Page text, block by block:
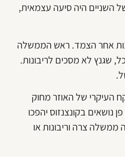
של השניים היה סיעה עצמאית,
אחר הצמד. ראש הממשלה
שגנץ לא מסכים לריבונות.
העיקרי של האוזר מחוק
נושאים בקונצנזוס יהפכו
צרה וריבונות או